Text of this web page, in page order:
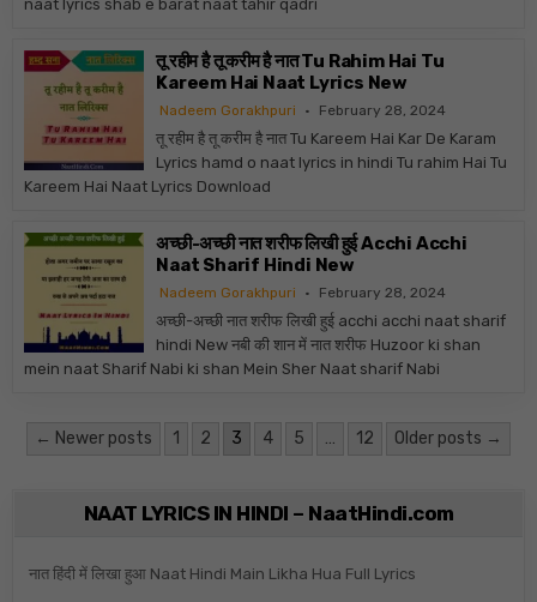
naat lyrics shab e barat naat tahir qadri
तू रहीम है तू करीम है नात Tu Rahim Hai Tu
Kareem Hai Naat Lyrics New
Nadeem Gorakhpuri February 28, 2024
तू रहीम है तू करीम है नात Tu Kareem Hai Kar De Karam
Lyrics hamd o naat lyrics in hindi Tu rahim Hai Tu
Kareem Hai Naat Lyrics Download
अच्छी-अच्छी नात शरीफ लिखी हुई Acchi Acchi
Naat Sharif Hindi New
Nadeem Gorakhpuri February 28, 2024
अच्छी-अच्छी नात शरीफ लिखी हुई acchi acchi naat sharif
hindi New नबी की शान में नात शरीफ Huzoor ki shan
mein naat Sharif Nabi ki shan Mein Sher Naat sharif Nabi
Posts pagination
← Newer posts 1 2 3 4 5 … 12 Older posts →
NAAT LYRICS IN HINDI – NaatHindi.com
नात हिंदी में लिखा हुआ Naat Hindi Main Likha Hua Full Lyrics